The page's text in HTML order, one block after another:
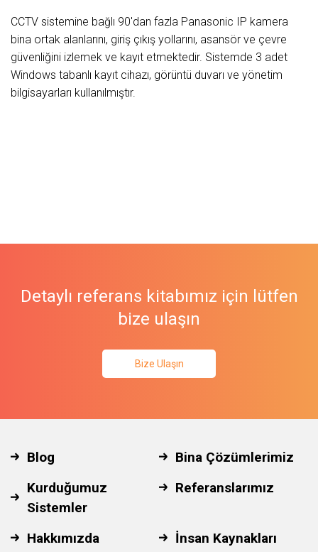
CCTV sistemine bağlı 90'dan fazla Panasonic IP kamera
bina ortak alanlarını, giriş çıkış yollarını, asansör ve çevre
güvenliğini izlemek ve kayıt etmektedir. Sistemde 3 adet
Windows tabanlı kayıt cihazı, görüntü duvarı ve yönetim
bilgisayarları kullanılmıştır.
Detaylı referans kitabımız için lütfen
bize ulaşın
Bize Ulaşın
Blog
Bina Çözümlerimiz
Kurduğumuz
Sistemler
Referanslarımız
Hakkımızda
İnsan Kaynakları